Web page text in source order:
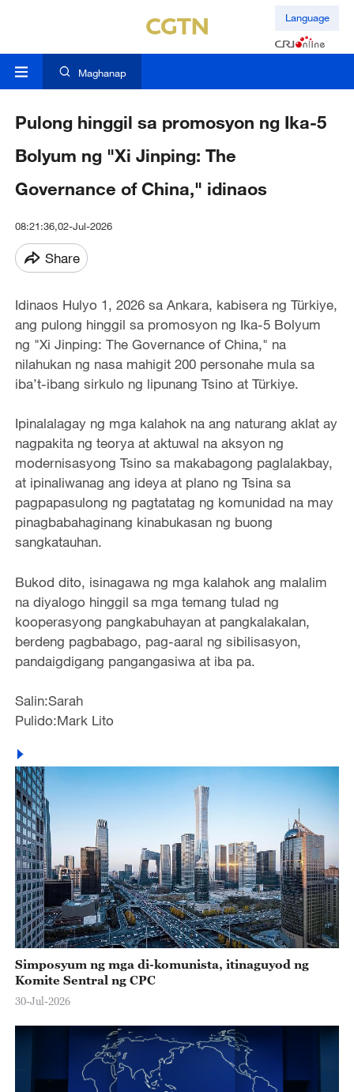
Language
Maghanap
Pulong hinggil sa promosyon ng Ika-5
Bolyum ng "Xi Jinping: The
Governance of China," idinaos
08:21:36,02-Jul-2026
Share
Idinaos Hulyo 1, 2026 sa Ankara, kabisera ng Türkiye,
ang pulong hinggil sa promosyon ng Ika-5 Bolyum
ng "Xi Jinping: The Governance of China," na
nilahukan ng nasa mahigit 200 personahe mula sa
iba’t-ibang sirkulo ng lipunang Tsino at Türkiye.
Ipinalalagay ng mga kalahok na ang naturang aklat ay
nagpakita ng teorya at aktuwal na aksyon ng
modernisasyong Tsino sa makabagong paglalakbay,
at ipinaliwanag ang ideya at plano ng Tsina sa
pagpapasulong ng pagtatatag ng komunidad na may
pinagbabahaginang kinabukasan ng buong
sangkatauhan.
Bukod dito, isinagawa ng mga kalahok ang malalim
na diyalogo hinggil sa mga temang tulad ng
kooperasyong pangkabuhayan at pangkalakalan,
berdeng pagbabago, pag-aaral ng sibilisasyon,
pandaigdigang pangangasiwa at iba pa.
Salin:Sarah
Pulido:Mark Lito
Simposyum ng mga di-komunista, itinaguyod ng
Komite Sentral ng CPC
30-Jul-2026